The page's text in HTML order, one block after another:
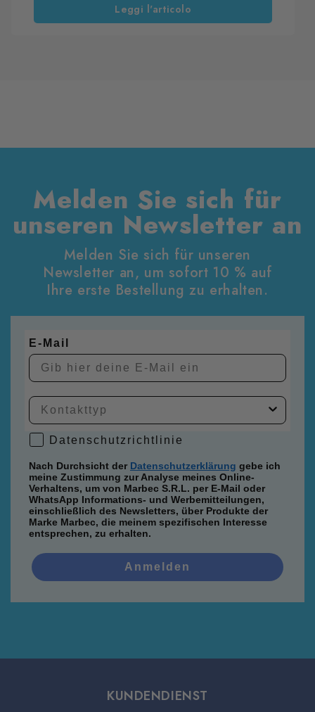
sich, ob der Boden seine ursprüngliche Optik
behält oder später Schleier, Flecken und matte
Leggi l'articolo
Melden Sie sich für
unseren Newsletter an
Melden Sie sich für unseren
Newsletter an, um sofort 10 % auf
Ihre erste Bestellung zu erhalten.
E-Mail
Datenschutzrichtlinie
Datenschutzrichtlinie
Nach Durchsicht der Datenschutzerklärung gebe ich
meine Zustimmung zur Analyse meines Online-
Verhaltens, um von Marbec S.R.L. per E-Mail oder
WhatsApp Informations- und Werbemitteilungen,
einschließlich des Newsletters, über Produkte der
Marke Marbec, die meinem spezifischen Interesse
entsprechen, zu erhalten.
Anmelden
KUNDENDIENST